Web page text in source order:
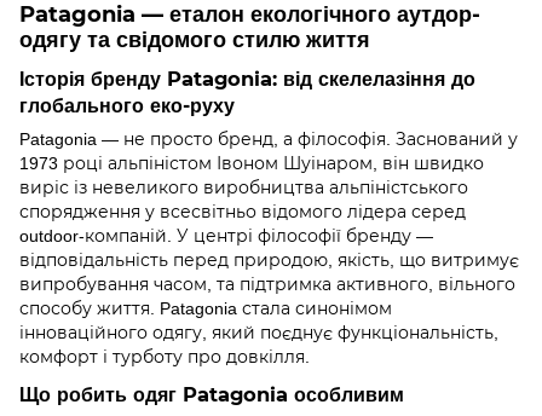
Patagonia — еталон екологічного аутдор-
одягу та свідомого стилю життя
Історія бренду Patagonia: від скелелазіння до
глобального еко-руху
Patagonia — не просто бренд, а філософія. Заснований у
1973 році альпіністом Івоном Шуінаром, він швидко
виріс із невеликого виробництва альпіністського
спорядження у всесвітньо відомого лідера серед
outdoor-компаній. У центрі філософії бренду —
відповідальність перед природою, якість, що витримує
випробування часом, та підтримка активного, вільного
способу життя. Patagonia стала синонімом
інноваційного одягу, який поєднує функціональність,
комфорт і турботу про довкілля.
Що робить одяг Patagonia особливим